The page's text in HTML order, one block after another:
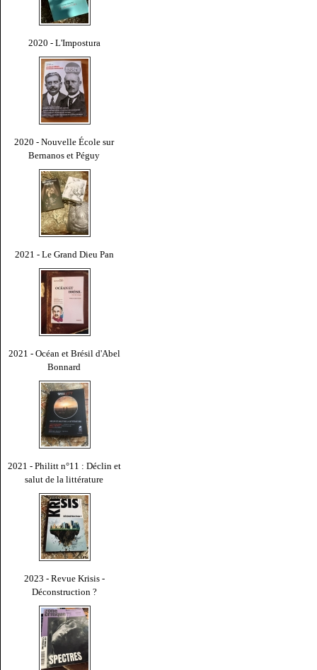
2020 - L'Impostura
2020 - Nouvelle École sur
Bernanos et Péguy
2021 - Le Grand Dieu Pan
2021 - Océan et Brésil d'Abel
Bonnard
2021 - Philitt n°11 : Déclin et
salut de la littérature
2023 - Revue Krisis -
Déconstruction ?